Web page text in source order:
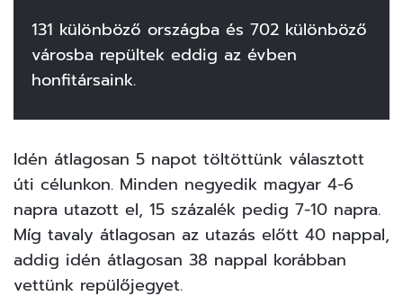
131 különböző országba és 702 különböző
városba repültek eddig az évben
honfitársaink.
Idén átlagosan 5 napot töltöttünk választott
úti célunkon. Minden negyedik magyar 4-6
napra utazott el, 15 százalék pedig 7-10 napra.
Míg tavaly átlagosan az utazás előtt 40 nappal,
addig idén átlagosan 38 nappal korábban
vettünk repülőjegyet.